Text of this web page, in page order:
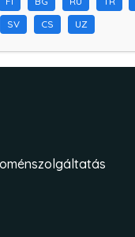
SV CS UZ